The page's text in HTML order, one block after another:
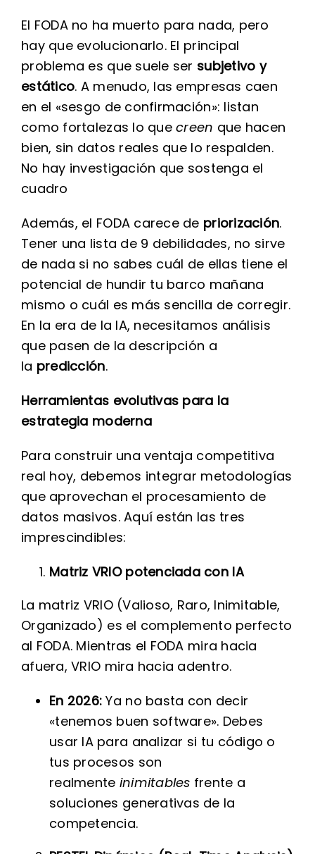
El FODA no ha muerto para nada, pero
hay que evolucionarlo. El principal
problema es que suele ser subjetivo y
estático. A menudo, las empresas caen
en el «sesgo de confirmación»: listan
como fortalezas lo quecreen que hacen
bien, sin datos reales que lo respalden.
No hay investigación que sostenga el
cuadro
Además, el FODA carece de priorización.
Tener una lista de 9 debilidades, no sirve
de nada si no sabes cuál de ellas tiene el
potencial de hundir tu barco mañana
mismo o cuál es más sencilla de corregir.
En la era de la IA, necesitamos análisis
que pasen de la descripción a
la predicción.
Herramientas evolutivas para la
estrategia moderna
Para construir una ventaja competitiva
real hoy, debemos integrar metodologías
que aprovechan el procesamiento de
datos masivos. Aquí están las tres
imprescindibles:
Matriz VRIO potenciada con IA
La matriz VRIO (Valioso, Raro, Inimitable,
Organizado) es el complemento perfecto
al FODA. Mientras el FODA mira hacia
afuera, VRIO mira hacia adentro.
En 2026: Ya no basta con decir
«tenemos buen software». Debes
usar IA para analizar si tu código o
tus procesos son
realmente inimitables frente a
soluciones generativas de la
competencia.